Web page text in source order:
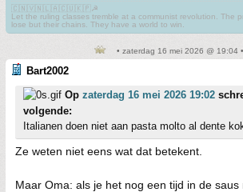
🇨🇳🇻🇳🇱🇦🇨🇺🇰🇵☭
Let the ruling classes tremble at a communist revolution. The
lose but their chains. They have a world to win.
• zaterdag 16 mei 2026 @ 19:04
Bart2002
Op zaterdag 16 mei 2026 19:02
volgende:
Italianen doen niet aan pasta molto al dente
Ze weten niet eens wat dat betekent.
Maar Oma: als je het nog een tijd in de